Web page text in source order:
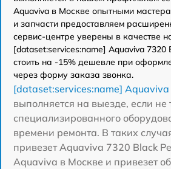
Aquaviva в Москве опытными
и запчасти предоставляем
сервис-центре уверены в качестве
[dataset:services:name] Aquaviva 7320
стоить на -15% дешевле при
через форму заказа звонка.
[dataset:services:name]
выполняется на выезде, если не
специализированного
времени ремонта. В таких
привезет Aquaviva 7320 Black
Aquaviva в Москве и привезет